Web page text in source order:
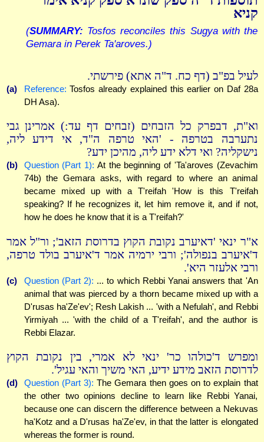
קניא
(SUMMARY: Tosfos reconciles this Sugya with the
Gemara in Perek Ta'aroves.)
לעיל בפ"ב (דף כח. ד"ה אתא) פירשתי.
(a) Reference: Tosfos already explained this earlier on Daf 28a
DH Asa).
וא"ת, דבפרק כל הזבחים (זבחים דף עד:) אמרינן גבי
נתערבה בטרפה - 'האי טרפה ה"ד, אי דידע ליה,
נישקליה? ואי דלא ידע ליה, מהיכן ידע?
(b) Question (Part 1): At the beginning of 'Ta'aroves (Zevachim
74b) the Gemara asks, with regard to where an animal
became mixed up with a T'reifah 'How is this T'reifah
speaking? If he recognizes it, let him remove it, and if not,
how he does he know that it is a T'reifah?'
א"ר ינאי 'דאיערב נקובת הקוץ בדרוסת הזאב'; ור"ל אמר
ד'איערב בנפולה'; ורבי ירמיה אמר ד'איערב בולד טרפה,
ורבי אלעזר היא'.
(c) Question (Part 2): ... to which Rebbi Yanai answers that 'An
animal that was pierced by a thorn became mixed up with a
D'rusas ha'Ze'ev'; Resh Lakish ... 'with a Nefulah', and Rebbi
Yirmiyah ... 'with the child of a T'reifah', and the author is
Rebbi Elazar.
ומפרש ד'כולהו כר' ינאי לא אמרי, בין נקובת הקוץ
לדרוסת הזאב מידע ידיע, האי משיך והאי עגיל'.
(d) Question (Part 3): The Gemara then goes on to explain that
the other two opinions decline to learn like Rebbi Yanai,
because one can discern the difference between a Nekuvas
ha'Kotz and a D'rusas ha'Ze'ev, in that the latter is elongated
whereas the former is round.